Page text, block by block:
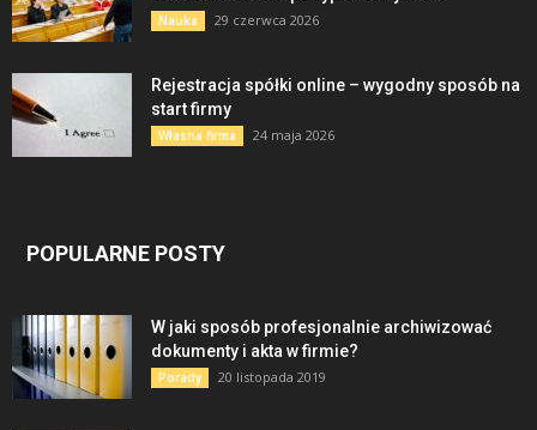
Nauka 29 czerwca 2026
Rejestracja spółki online – wygodny sposób na
start firmy
Własna firma 24 maja 2026
POPULARNE POSTY
W jaki sposób profesjonalnie archiwizować
dokumenty i akta w firmie?
Porady 20 listopada 2019